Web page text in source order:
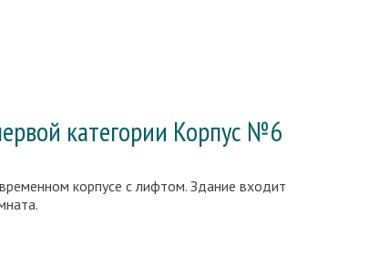
категории Корпус №6
корпусе с лифтом. Здание входит